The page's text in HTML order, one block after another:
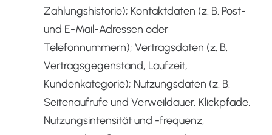
Zahlungshistorie); Kontaktdaten (z. B. Post-
und E-Mail-Adressen oder
Telefonnummern); Vertragsdaten (z. B.
Vertragsgegenstand, Laufzeit,
Kundenkategorie); Nutzungsdaten (z. B.
Seitenaufrufe und Verweildauer, Klickpfade,
Nutzungsintensität und -frequenz,